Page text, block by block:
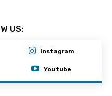
US:
Instagram
Youtube